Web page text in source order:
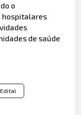
o
hospitalares
de saúde
Edital